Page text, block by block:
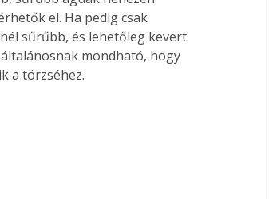
el. Ha pedig csak
sűrűbb, és lehetőleg kevert
mondható, hogy
a törzséhez.